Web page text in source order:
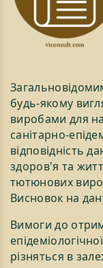
будь-якому
виробами для
санітарно-
відповідність
здоров'я та
тютюнових
Висновок на
Вимоги до
різняться в